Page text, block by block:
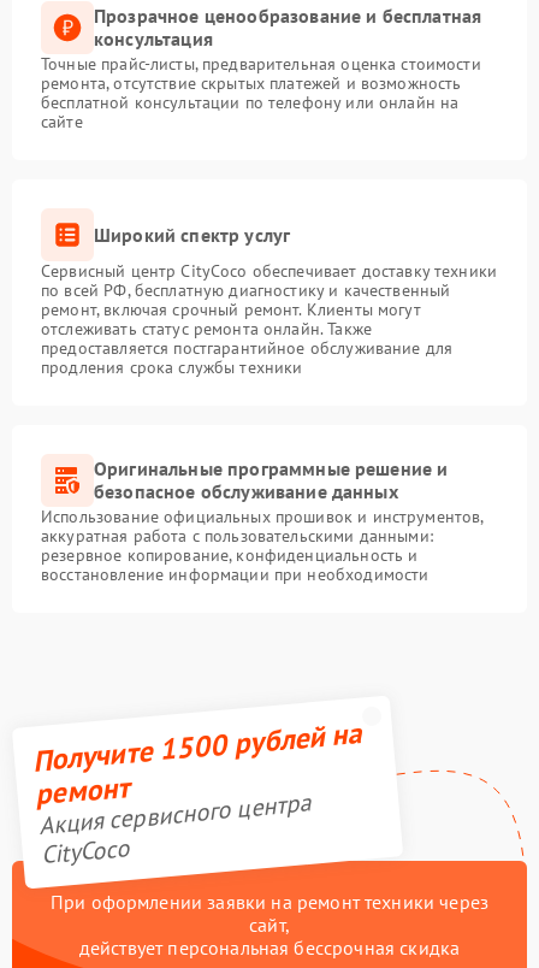
Прозрачное ценообразование и бесплатная
консультация
Точные прайс-листы, предварительная оценка стоимости
ремонта, отсутствие скрытых платежей и возможность
бесплатной консультации по телефону или онлайн на
сайте
Широкий спектр услуг
Сервисный центр CityCoco обеспечивает доставку техники
по всей РФ, бесплатную диагностику и качественный
ремонт, включая срочный ремонт. Клиенты могут
отслеживать статус ремонта онлайн. Также
предоставляется постгарантийное обслуживание для
продления срока службы техники
Оригинальные программные решение и
безопасное обслуживание данных
Использование официальных прошивок и инструментов,
аккуратная работа с пользовательскими данными:
резервное копирование, конфиденциальность и
восстановление информации при необходимости
Получите 1500 рублей на
ремонт
Акция сервисного центра
CityCoco
При оформлении заявки на ремонт техники через
сайт,
действует персональная бессрочная скидка